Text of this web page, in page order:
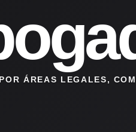
ÁREAS LEGALES,